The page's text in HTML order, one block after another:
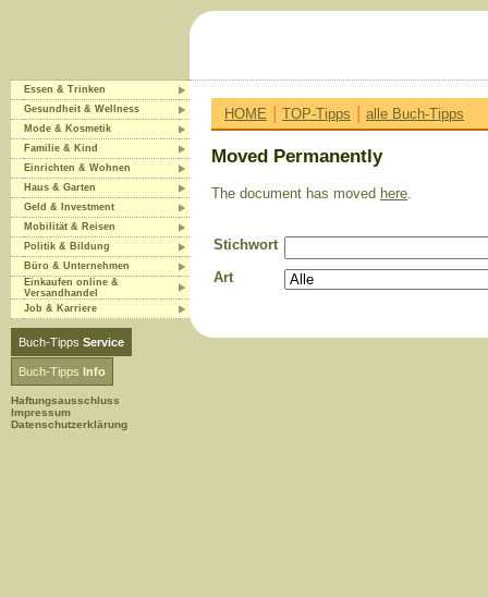
Essen & Trinken
Gesundheit & Wellness
Mode & Kosmetik
Familie & Kind
Einrichten & Wohnen
Haus & Garten
Geld & Investment
Mobilität & Reisen
Politik & Bildung
Büro & Unternehmen
Einkaufen online &
Versandhandel
Job & Karriere
Buch-Tipps Service
Buch-Tipps Info
Haftungsausschluss
Impressum
Datenschutzerklärung
HOME | TOP-Tipps | alle Buch-Tipps
Moved Permanently
The document has moved here.
Stichwort
Art